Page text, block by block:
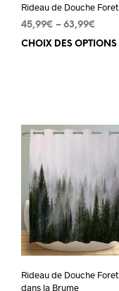
Rideau de Douche Foret
45,99€ – 63,99€
CHOIX DES OPTIONS
Rideau de Douche Foret
dans la Brume